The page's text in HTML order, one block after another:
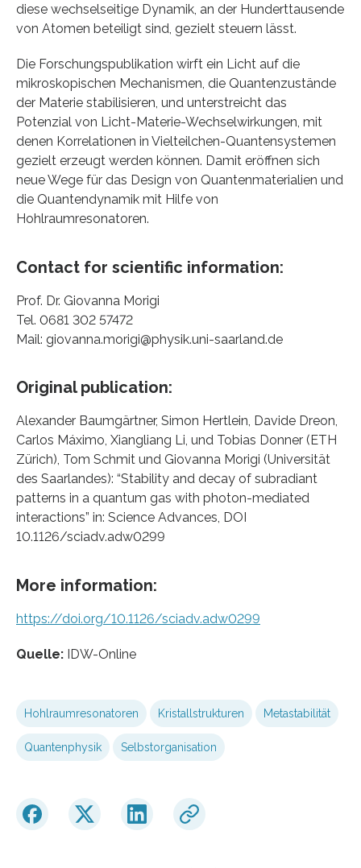
diese wechselseitige Dynamik, an der Hunderttausende
von Atomen beteiligt sind, gezielt steuern lässt.
Die Forschungspublikation wirft ein Licht auf die
mikroskopischen Mechanismen, die Quantenzustände
der Materie stabilisieren, und unterstreicht das
Potenzial von Licht-Materie-Wechselwirkungen, mit
denen Korrelationen in Vielteilchen-Quantensystemen
gezielt erzeugt werden können. Damit eröffnen sich
neue Wege für das Design von Quantenmaterialien und
die Quantendynamik mit Hilfe von
Hohlraumresonatoren.
Contact for scientific information:
Prof. Dr. Giovanna Morigi
Tel. 0681 302 57472
Mail: giovanna.morigi@physik.uni-saarland.de
Original publication:
Alexander Baumgärtner, Simon Hertlein, Davide Dreon,
Carlos Máximo, Xiangliang Li, und Tobias Donner (ETH
Zürich), Tom Schmit und Giovanna Morigi (Universität
des Saarlandes): “Stability and decay of subradiant
patterns in a quantum gas with photon-mediated
interactions” in: Science Advances, DOI
10.1126/sciadv.adw0299
More information:
https://doi.org/10.1126/sciadv.adw0299
Quelle: IDW-Online
Hohlraumresonatoren Kristallstrukturen Metastabilität
Quantenphysik Selbstorganisation